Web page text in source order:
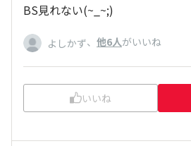
BS見れない(~_~;)
よしかず、 他6人がいいね
いいね